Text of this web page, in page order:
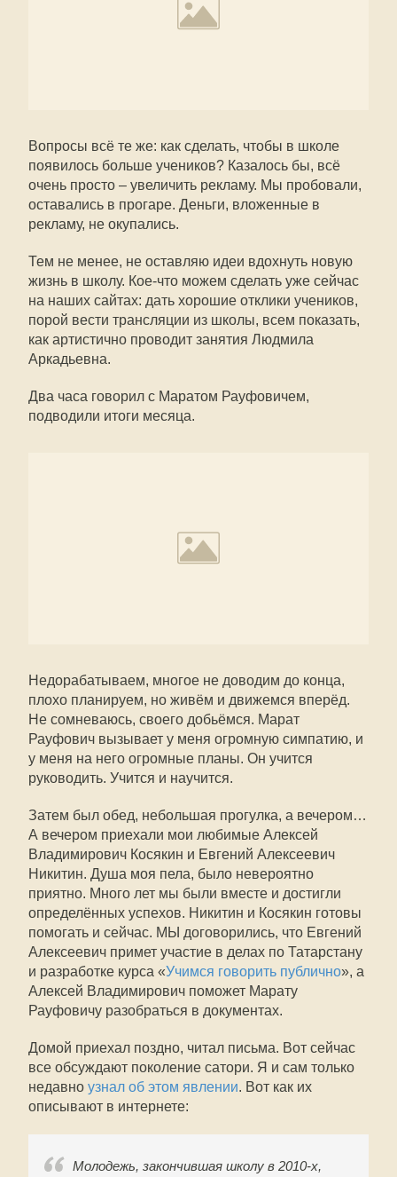
Вопросы всё те же: как сделать, чтобы в школе
появилось больше учеников? Казалось бы, всё
очень просто – увеличить рекламу. Мы пробовали,
оставались в прогаре. Деньги, вложенные в
рекламу, не окупались.
Тем не менее, не оставляю идеи вдохнуть новую
жизнь в школу. Кое-что можем сделать уже сейчас
на наших сайтах: дать хорошие отклики учеников,
порой вести трансляции из школы, всем показать,
как артистично проводит занятия Людмила
Аркадьевна.
Два часа говорил с Маратом Рауфовичем,
подводили итоги месяца.
Недорабатываем, многое не доводим до конца,
плохо планируем, но живём и движемся вперёд.
Не сомневаюсь, своего добьёмся. Марат
Рауфович вызывает у меня огромную симпатию, и
у меня на него огромные планы. Он учится
руководить. Учится и научится.
Затем был обед, небольшая прогулка, а вечером…
А вечером приехали мои любимые Алексей
Владимирович Косякин и Евгений Алексеевич
Никитин. Душа моя пела, было невероятно
приятно. Много лет мы были вместе и достигли
определённых успехов. Никитин и Косякин готовы
помогать и сейчас. МЫ договорились, что Евгений
Алексеевич примет участие в делах по Татарстану
и разработке курса «Учимся говорить публично», а
Алексей Владимирович поможет Марату
Рауфовичу разобраться в документах.
Домой приехал поздно, читал письма. Вот сейчас
все обсуждают поколение сатори. Я и сам только
недавно узнал об этом явлении. Вот как их
описывают в интернете:
Молодежь, закончившая школу в 2010-х,